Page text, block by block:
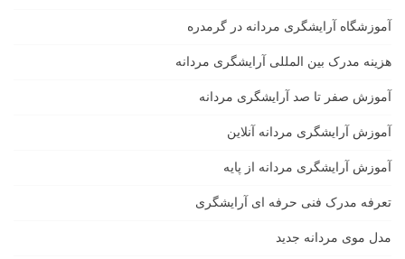
آموزشگاه آرایشگری مردانه در گرمدره
هزینه مدرک بین المللی آرایشگری مردانه
آموزش صفر تا صد آرایشگری مردانه
آموزش آرایشگری مردانه آنلاین
آموزش آرایشگری مردانه از پایه
تعرفه مدرک فنی حرفه ای آرایشگری
مدل موی مردانه جدید